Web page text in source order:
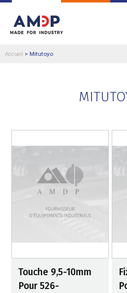
Accueil > Mitutoyo
Touche 9,5-10mm
Pour 526-